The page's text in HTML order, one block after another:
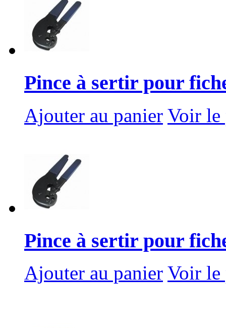
Pince à sertir pour
Ajouter au panier Voir le
Pince à sertir pour
Ajouter au panier Voir le